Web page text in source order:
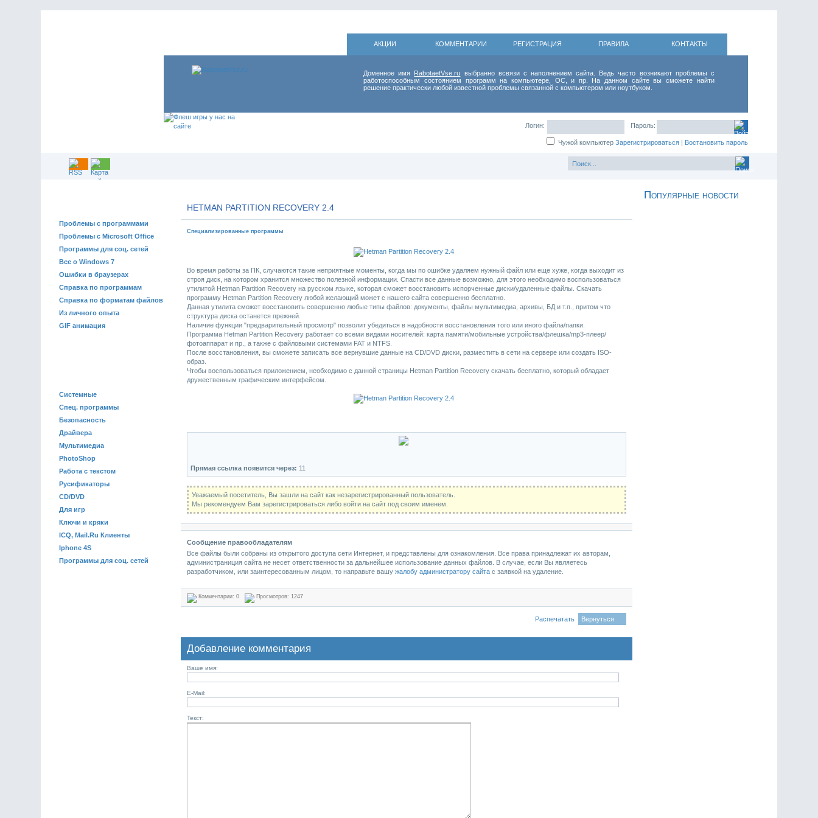
АКЦИИ КОММЕНТАРИИ РЕГИСТРАЦИЯ ПРАВИЛА КОНТАКТЫ
Доменное имя RabotaetVse.ru выбранно всвязи с наполнением сайта. Ведь часто возникают проблемы с
работоспособным состоянием программ на компьютере, ОС, и пр. На данном сайте вы сможете найти
решение практически любой известной проблемы связанной с компьютером или ноутбуком.
Логин: Пароль:
Чужой компьютер Зарегистрироваться| Востановить пароль
Проблемы с программами
Проблемы с Microsoft Office
Программы для соц. сетей
Все о Windows 7
Ошибки в браузерах
Справка по программам
Справка по форматам файлов
Из личного опыта
GIF анимация
Системные
Спец. программы
Безопасность
Драйвера
Мультимедиа
PhotoShop
Работа с текстом
Русификаторы
CD/DVD
Для игр
Ключи и кряки
ICQ, Mail.Ru Клиенты
Iphone 4S
Программы для соц. сетей
HETMAN PARTITION RECOVERY 2.4
Специализированные программы
Во время работы за ПК, случаются такие неприятные моменты, когда мы по ошибке удаляем нужный файл или еще хуже, когда выходит из
строя диск, на котором хранится множество полезной информации. Спасти все данные возможно, для этого необходимо воспользоваться
утилитой Hetman Partition Recovery на русском языке, которая сможет восстановить испорченные диски/удаленные файлы. Скачать
программу Hetman Partition Recovery любой желающий может с нашего сайта совершенно бесплатно.
Данная утилита сможет восстановить совершенно любые типы файлов: документы, файлы мультимедиа, архивы, БД и т.п., притом что
структура диска останется прежней.
Наличие функции "предварительный просмотр" позволит убедиться в надобности восстановления того или иного файла/папки.
Программа Hetman Partition Recovery работает со всеми видами носителей: карта памяти/мобильные устройства/флешка/mp3-плеер/
фотоаппарат и пр., а также с файловыми системами FAT и NTFS.
После восстановления, вы сможете записать все вернувшие данные на CD/DVD диски, разместить в сети на сервере или создать ISO-
образ.
Чтобы воспользоваться приложением, необходимо с данной страницы Hetman Partition Recovery скачать бесплатно, который обладает
дружественным графическим интерфейсом.
Прямая ссылка появится через: 11
Уважаемый посетитель, Вы зашли на сайт как незарегистрированный пользователь.
Мы рекомендуем Вам зарегистрироваться либо войти на сайт под своим именем.
Сообщение правообладателям
Все файлы были собраны из открытого доступа сети Интернет, и представлены для ознакомления. Все права принадлежат их авторам,
администраниция сайта не несет ответственности за дальнейшее использование данных файлов. В случае, если Вы являетесь
разработчиком, или заинтересованным лицом, то направьте вашужалобу администратору сайта с заявкой на удаление.
Комментарии: 0 Просмотров: 1247
Вернуться
Распечатать
Добавление комментария
Ваше имя:
E-Mail:
Текст:
Популярные новости